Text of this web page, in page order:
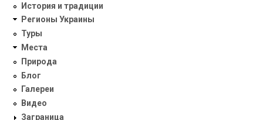
История и традиции
Регионы Украины
Туры
Места
Природа
Блог
Галереи
Видео
Заграница